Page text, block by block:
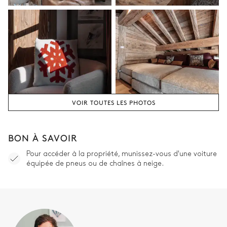
Partagée
Douche
WC
Vasque simple
Chambre 3
Lit double inséparable Dressing
Salle de bain chambre 3
Partagée
VOIR TOUTES LES PHOTOS
BON À SAVOIR
Pour accéder à la propriété, munissez-vous d'une voiture
équipée de pneus ou de chaînes à neige.